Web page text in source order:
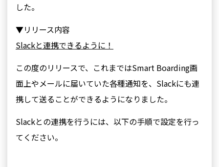
した。
▼リリース内容
Slackと連携できるように！
この度のリリースで、これまではSmart Boarding画
面上やメールに届いていた各種通知を、Slackにも連
携して送ることができるようになりました。
Slackとの連携を行うには、以下の手順で設定を行っ
てください。